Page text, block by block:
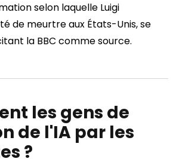
selon laquelle Luigi
de meurtre aux États-Unis, se
la BBC comme source.
les gens de
de l'IA par les
?